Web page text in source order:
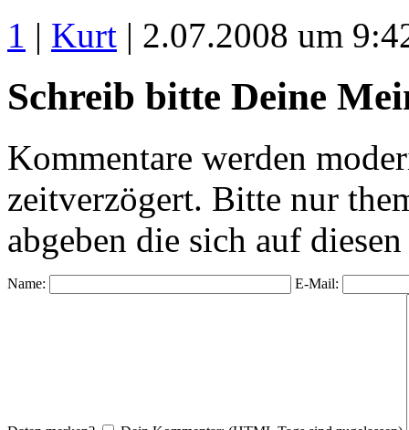
1 | Kurt | 2.07.2008 um
Schreib bitte Deine
Kommentare werden
zeitverzögert. Bitte nur
abgeben die sich auf
Name: E-Mail: